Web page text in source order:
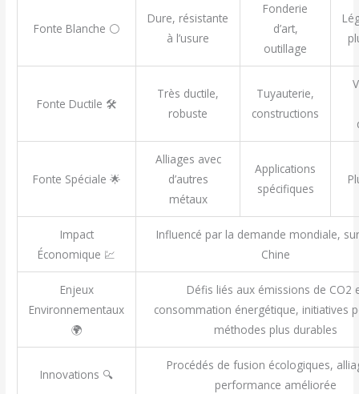
Fonte Blanche ⚪
Dure, résistante
à l’usure
Fonderie
d’art,
outillage
Fonte Ductile 🛠️
Très ductile,
robuste
Tuyauterie,
constructions
Fonte Spéciale 🌟
Alliages avec
d’autres
métaux
Applications
spécifiques
Impact
Économique 💹
Influencé par la demande mondiale,
Chine
Enjeux
Environnementaux
🌍
Défis liés aux émissions de CO2
consommation énergétique, initiatives
méthodes plus durables
Innovations 🔍
Procédés de fusion écologiques,
performance améliorée